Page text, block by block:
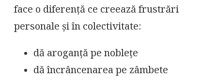
face o diferență ce creează frustrări
personale și în colectivitate:
dă aroganță pe noblețe
dă încrâncenarea pe zâmbete